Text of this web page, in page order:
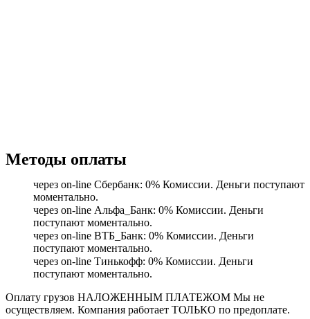
Методы оплаты
через on-line Сбербанк: 0% Комиссии. Деньги поступают
моментально.
через on-line Альфа_Банк: 0% Комиссии. Деньги
поступают моментально.
через on-line ВТБ_Банк: 0% Комиссии. Деньги
поступают моментально.
через on-line Тинькофф: 0% Комиссии. Деньги
поступают моментально.
Оплату грузов НАЛОЖЕННЫМ ПЛАТЕЖОМ Мы не
осуществляем. Компания работает ТОЛЬКО по предоплате.